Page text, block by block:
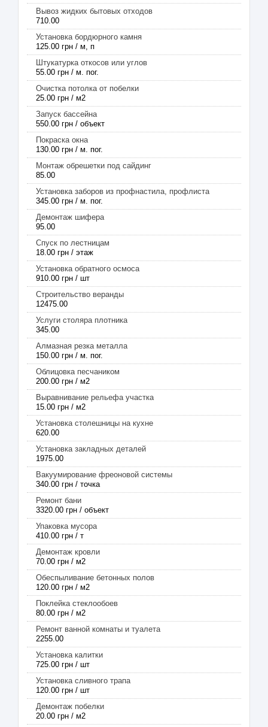
Вывоз жидких бытовых отходов
710.00
Установка бордюрного камня
125.00 грн / м, п
Штукатурка откосов или углов
55.00 грн / м. пог.
Очистка потолка от побелки
25.00 грн / м2
Запуск бассейна
550.00 грн / объект
Покраска окна
130.00 грн / м. пог.
Монтаж обрешетки под сайдинг
85.00
Установка заборов из профнастила, профлиста
345.00 грн / м. пог.
Демонтаж шифера
95.00
Спуск по лестницам
18.00 грн / этаж
Установка обратного осмоса
910.00 грн / шт
Строительство веранды
12475.00
Услуги столяра плотника
345.00
Алмазная резка металла
150.00 грн / м. пог.
Облицовка песчаником
200.00 грн / м2
Выравнивание рельефа участка
15.00 грн / м2
Установка столешницы на кухне
620.00
Установка закладных деталей
1975.00
Вакуумирование фреоновой системы
340.00 грн / точка
Ремонт бани
3320.00 грн / объект
Упаковка мусора
410.00 грн / т
Демонтаж кровли
70.00 грн / м2
Обеспыливание бетонных полов
120.00 грн / м2
Поклейка стеклообоев
80.00 грн / м2
Ремонт ванной комнаты и туалета
2255.00
Установка калитки
725.00 грн / шт
Установка сливного трапа
120.00 грн / шт
Демонтаж побелки
20.00 грн / м2